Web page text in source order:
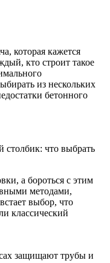
которая кажется
кто строит такое
из нескольких
бетонного
столбик: что выбрать
а бороться с этим
методами,
выбор, что
классический